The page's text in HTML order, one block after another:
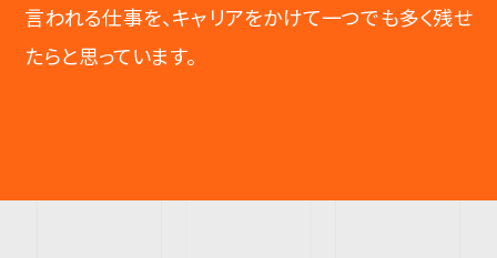
言われる仕事を、キャリアをかけて一つでも多く残せ
たらと思っています。